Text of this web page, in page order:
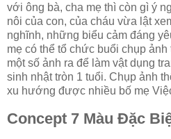
với ông bà, cha mẹ thì còn gì ý
nôi của con, của cháu vừa lật
nghĩnh, những biểu cảm đáng
mẹ có thể tổ chức buổi chụp
một số ảnh ra để làm vật dụng
sinh nhật tròn 1 tuổi. Chụp ảnh
xu hướng được nhiều bố mẹ
Concept 7 Màu Đặc